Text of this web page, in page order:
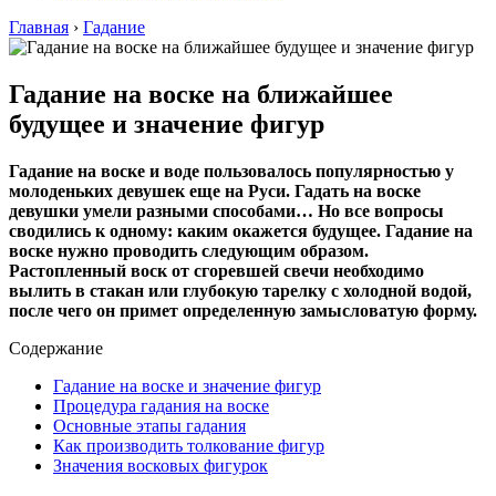
Главная › Гадание
Гадание на воске на ближайшее
будущее и значение фигур
Гадание на воске и воде пользовалось популярностью у
молоденьких девушек еще на Руси. Гадать на воске
девушки умели разными способами… Но все вопросы
сводились к одному: каким окажется будущее. Гадание на
воске нужно проводить следующим образом.
Растопленный воск от сгоревшей свечи необходимо
вылить в стакан или глубокую тарелку с холодной водой,
после чего он примет определенную замысловатую форму.
Содержание
Гадание на воске и значение фигур
Процедура гадания на воске
Основные этапы гадания
Как производить толкование фигур
Значения восковых фигурок